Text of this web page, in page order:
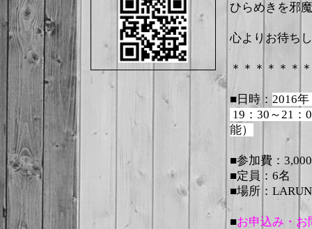
ひらめきを邪
心よりお待ち
＊＊＊＊＊＊
■日時： 2016
19：30～21：
能）
■参加費：
■定員：6名
■場所：
■お申込み・お